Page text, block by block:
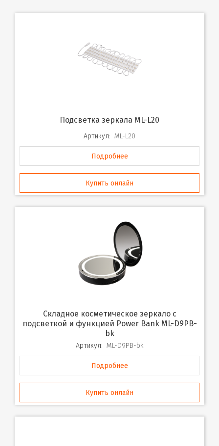
Подсветка зеркала ML-L20
Артикул: ML-L20
Подробнее
Купить онлайн
Складное косметическое зеркало с
подсветкой и функцией Power Bank ML-D9PB-
bk
Артикул: ML-D9PB-bk
Подробнее
Купить онлайн